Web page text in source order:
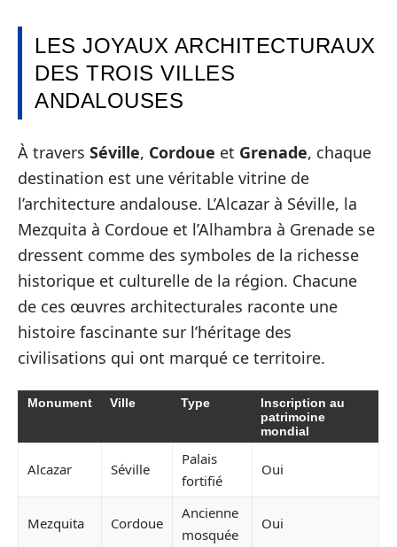
LES JOYAUX ARCHITECTURAUX
DES TROIS VILLES
ANDALOUSES
À travers Séville, Cordoue et Grenade, chaque
destination est une véritable vitrine de
l’architecture andalouse. L’Alcazar à Séville, la
Mezquita à Cordoue et l’Alhambra à Grenade se
dressent comme des symboles de la richesse
historique et culturelle de la région. Chacune
de ces œuvres architecturales raconte une
histoire fascinante sur l’héritage des
civilisations qui ont marqué ce territoire.
Monument Ville Type
Inscription au
patrimoine
mondial
Alcazar Séville
Palais
fortifié
Oui
Mezquita Cordoue
Ancienne
mosquée
Oui